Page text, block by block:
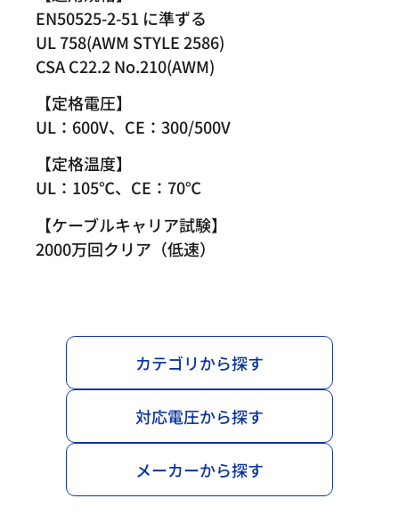
EN50525-2-51 に準ずる
UL 758(AWM STYLE 2586)
CSA C22.2 No.210(AWM)
【定格電圧】
UL：600V、CE：300/500V
【定格温度】
UL：105℃、CE：70℃
【ケーブルキャリア試験】
2000万回クリア（低速）
カテゴリから探す
対応電圧から探す
メーカーから探す